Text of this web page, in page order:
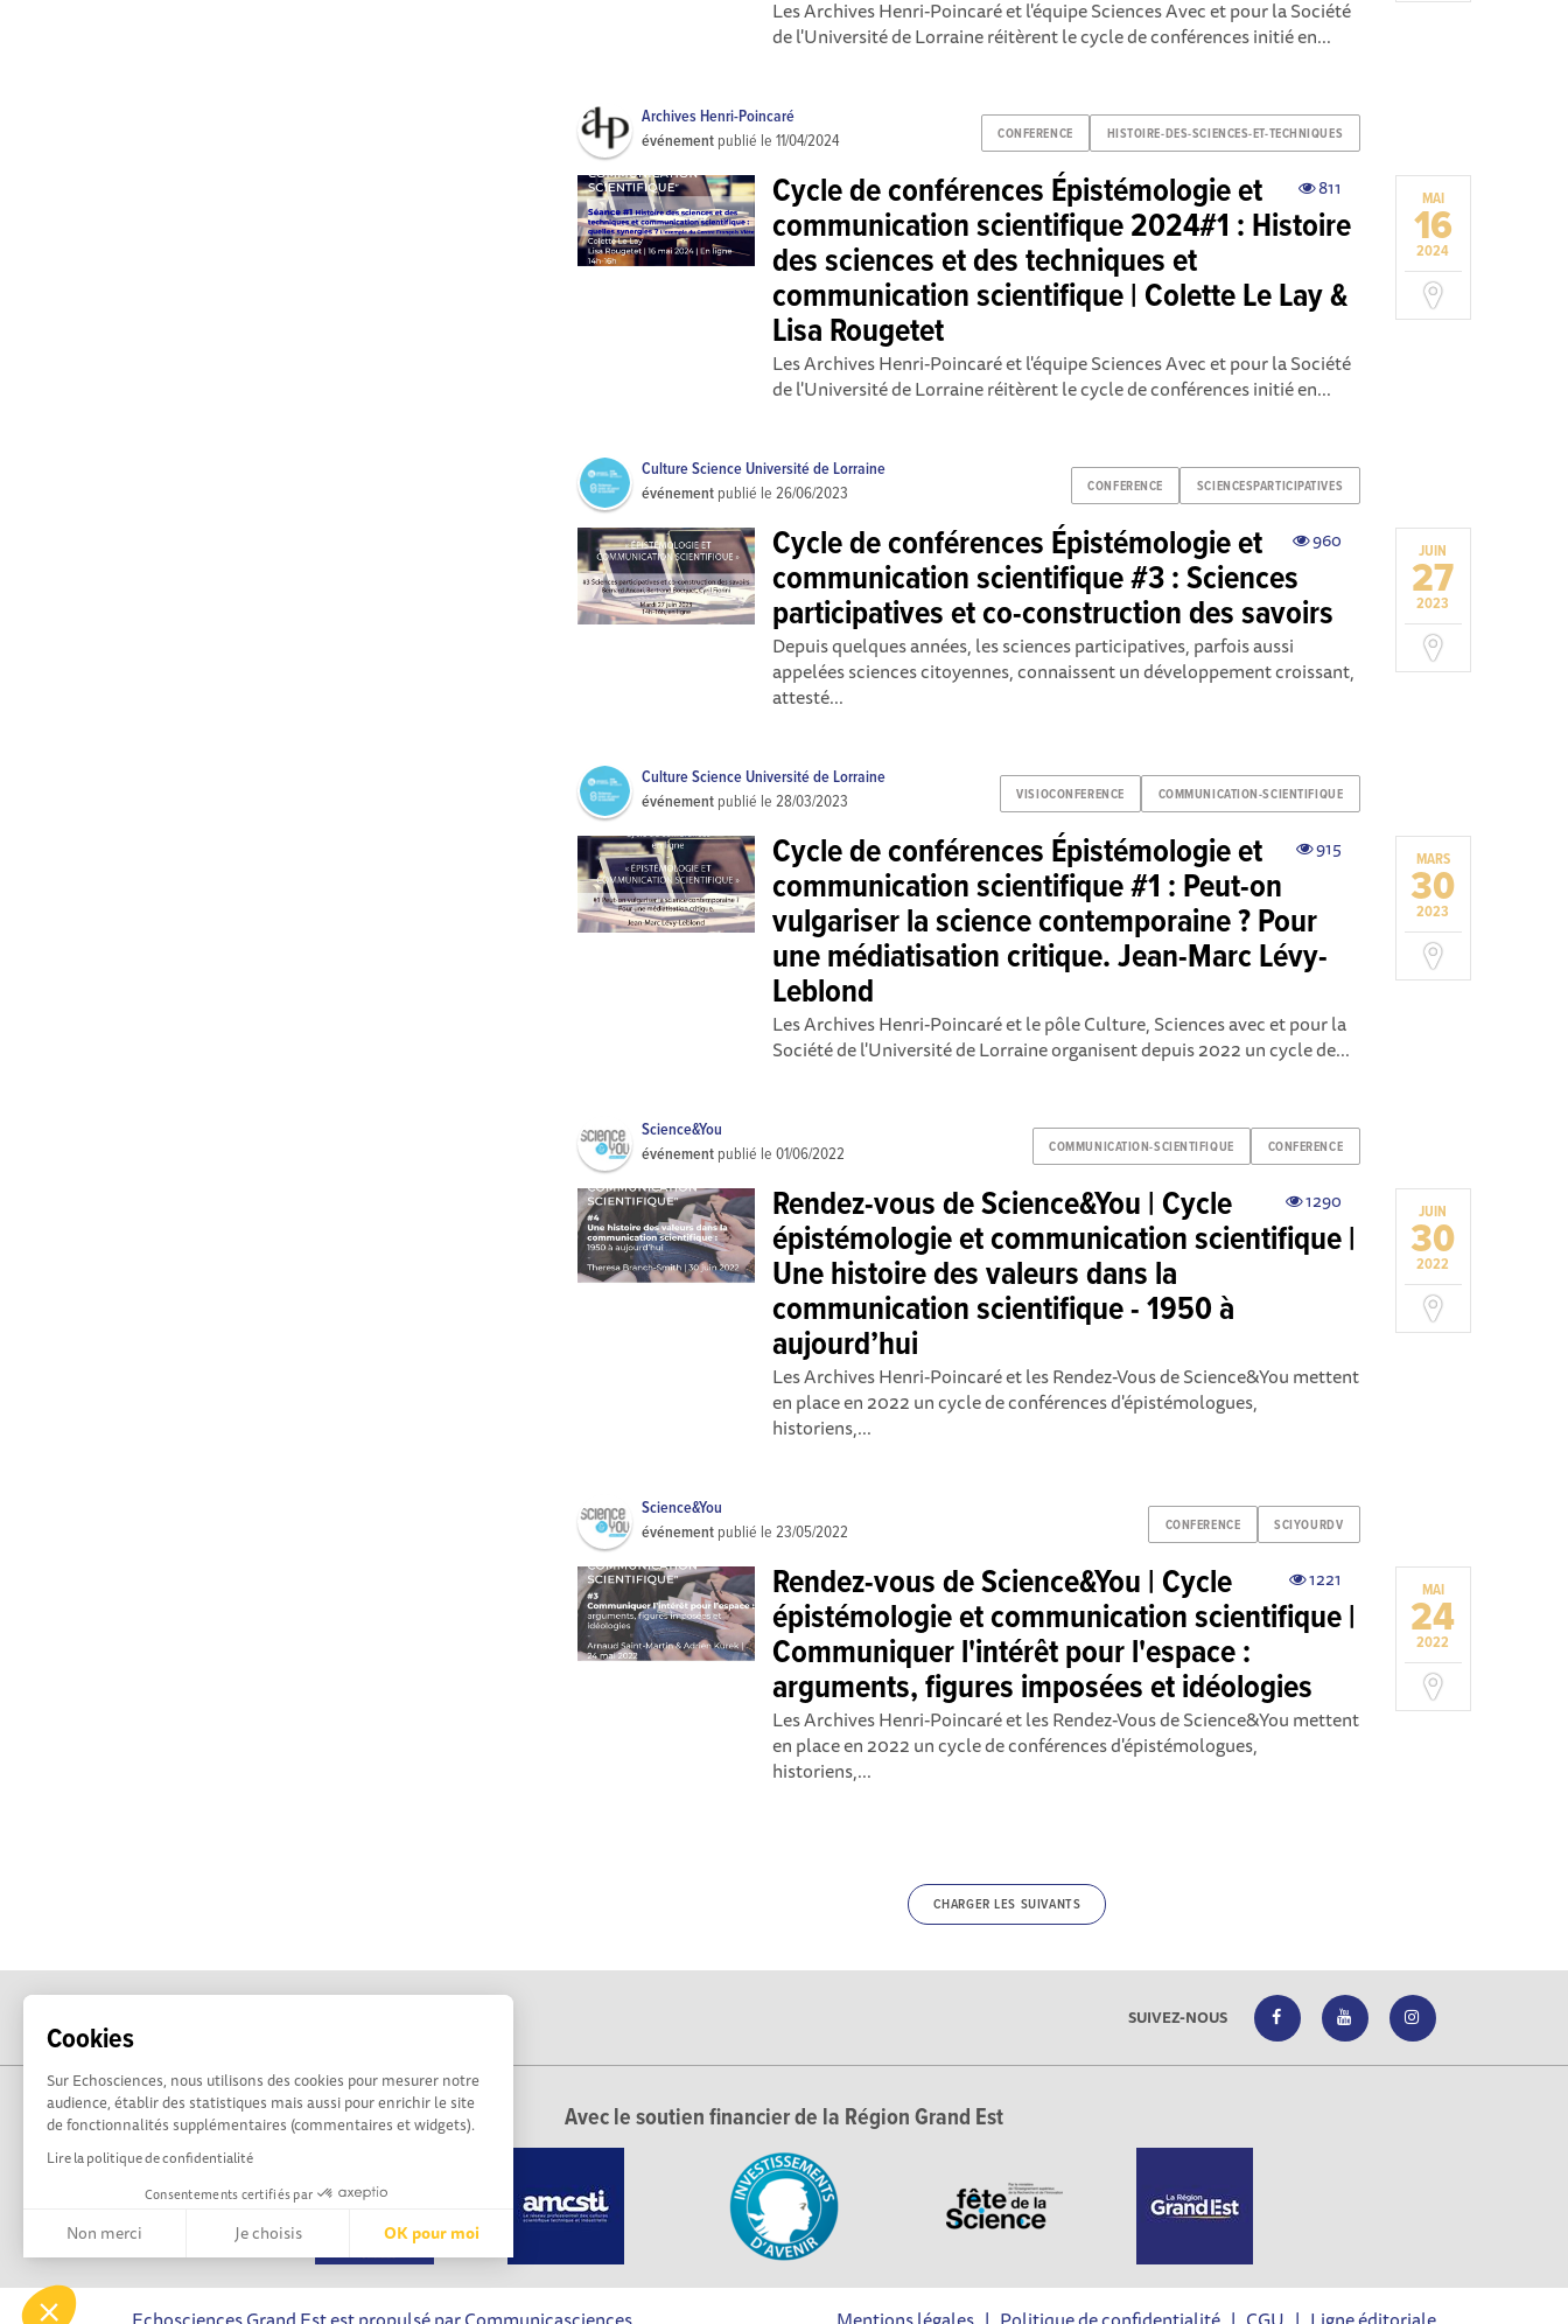
Cookies
Sur Echosciences, nous utilisons des cookies pour mesurer notre
audience, établir des statistiques mais aussi pour enrichir le site
de fonctionnalités supplémentaires (commentaires et widgets).
Lire la politique de confidentialité
Consentements certifiés par
Non merci Je choisis OK pour moi
Plateforme de Gestion du Consentement : Personnalisez vos Options
Les Archives Henri-Poincaré et l'équipe Sciences Avec et pour la Société
de l'Université de Lorraine réitèrent le cycle de conférences initié en...
CONFERENCE HISTOIRE-DES-SCIENCES-ET-TECHNIQUES
Archives Henri-Poincaré
événement publié le11/04/2024
MAI
16
2024
811
Cycle de conférences Épistémologie et
communication scientifique 2024#1 : Histoire
des sciences et des techniques et
communication scientifique | Colette Le Lay &
Lisa Rougetet
Les Archives Henri-Poincaré et l'équipe Sciences Avec et pour la Société
de l'Université de Lorraine réitèrent le cycle de conférences initié en...
CONFERENCE SCIENCESPARTICIPATIVES
Culture Science Université de Lorraine
événement publié le26/06/2023
JUIN
27
2023
960
Cycle de conférences Épistémologie et
communication scientifique #3 : Sciences
participatives et co-construction des savoirs
Depuis quelques années, les sciences participatives, parfois aussi
appelées sciences citoyennes, connaissent un développement croissant,
attesté...
VISIOCONFERENCE COMMUNICATION-SCIENTIFIQUE
Culture Science Université de Lorraine
événement publié le28/03/2023
MARS
30
2023
915
Cycle de conférences Épistémologie et
communication scientifique #1 : Peut-on
vulgariser la science contemporaine ? Pour
une médiatisation critique. Jean-Marc Lévy-
Leblond
Les Archives Henri-Poincaré et le pôle Culture, Sciences avec et pour la
Société de l'Université de Lorraine organisent depuis 2022 un cycle de...
COMMUNICATION-SCIENTIFIQUE CONFERENCE
Science&You
événement publié le01/06/2022
JUIN
30
2022
1290
Rendez-vous de Science&You | Cycle
épistémologie et communication scientifique |
Une histoire des valeurs dans la
communication scientifique - 1950 à
aujourd’hui
Les Archives Henri-Poincaré et les Rendez-Vous de Science&You mettent
en place en 2022 un cycle de conférences d'épistémologues,
historiens,...
CONFERENCE SCIYOURDV
Science&You
événement publié le23/05/2022
MAI
24
2022
1221
Rendez-vous de Science&You | Cycle
épistémologie et communication scientifique |
Communiquer l'intérêt pour l'espace :
arguments, figures imposées et idéologies
Les Archives Henri-Poincaré et les Rendez-Vous de Science&You mettent
en place en 2022 un cycle de conférences d'épistémologues,
historiens,...
CHARGER LES SUIVANTS
SUIVEZ-NOUS
Avec le soutien financier de la Région Grand Est